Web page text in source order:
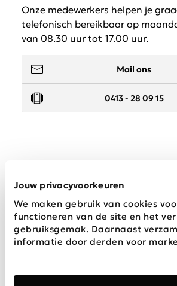
Jouw privacyvoorkeuren
We maken gebruik van cookies
functioneren van de site en het
gebruiksgemak. Daarnaast
informatie door derden voor
Onze medewerkers helpen je
telefonisch bereikbaar op
van 08.30 uur tot 17.00 uur.
Mail ons
0413 - 28 09 15
Wij zijn Schijvens mode